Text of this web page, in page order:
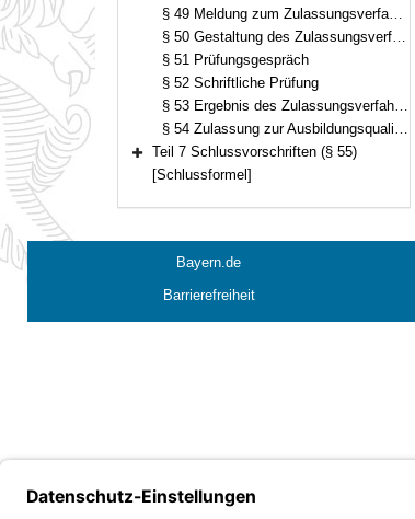
§ 49 Meldung zum Zulassungsverfahren
§ 50 Gestaltung des Zulassungsverfahrens
§ 51 Prüfungsgespräch
§ 52 Schriftliche Prüfung
§ 53 Ergebnis des Zulassungsverfahrens
§ 54 Zulassung zur Ausbildungsqualifizierung
Bereich erweitern
Teil 7 Schlussvorschriften (§ 55)
[Schlussformel]
Bayern.de
Barrierefreiheit